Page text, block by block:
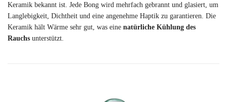
Keramik bekannt ist. Jede Bong wird mehrfach gebrannt und glasiert, um
Langlebigkeit, Dichtheit und eine angenehme Haptik zu garantieren. Die
Keramik hält Wärme sehr gut, was eine natürliche Kühlung des
Rauchs unterstützt.